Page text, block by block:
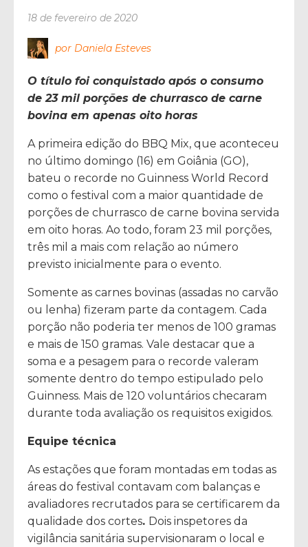
18 de fevereiro de 2020
por Daniela Esteves
O título foi conquistado após o consumo
de 23 mil porções de churrasco de carne
bovina em apenas oito horas
A primeira edição do BBQ Mix, que aconteceu
no último domingo (16) em Goiânia (GO),
bateu o recorde no Guinness World Record
como o festival com a maior quantidade de
porções de churrasco de carne bovina servida
em oito horas. Ao todo, foram 23 mil porções,
três mil a mais com relação ao número
previsto inicialmente para o evento.
Somente as carnes bovinas (assadas no carvão
ou lenha) fizeram parte da contagem. Cada
porção não poderia ter menos de 100 gramas
e mais de 150 gramas. Vale destacar que a
soma e a pesagem para o recorde valeram
somente dentro do tempo estipulado pelo
Guinness. Mais de 120 voluntários checaram
durante toda avaliação os requisitos exigidos.
Equipe técnica
As estações que foram montadas em todas as
áreas do festival contavam com balanças e
avaliadores recrutados para se certificarem da
qualidade dos cortes. Dois inspetores da
vigilância sanitária supervisionaram o local e